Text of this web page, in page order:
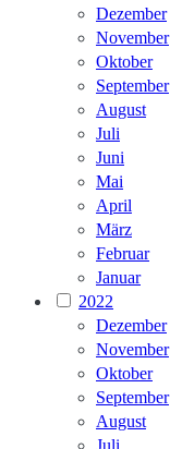
Dezember
November
Oktober
September
August
Juli
Juni
Mai
April
März
Februar
Januar
2022
Dezember
November
Oktober
September
August
Juli